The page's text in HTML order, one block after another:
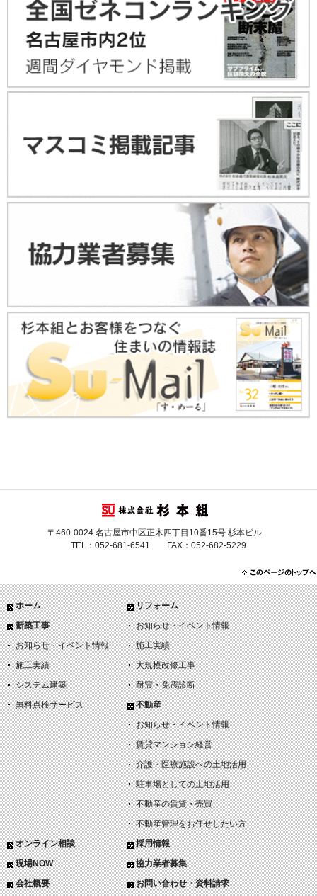
〒460-0024 名古屋市中区正木四丁目10番15号 杉本ビル
TEL：052-681-6541 FAX：052-682-5229
ホーム
新築工事
お知らせ・イベント情報
施工実績
システム建築
無料点検サービス
リフォーム
お知らせ・イベント情報
施工実績
大規模改修工事
耐震・免震診断
不動産
お知らせ・イベント情報
賃貸マンション経営
介護・医療施設への土地活用
駐車場としての土地活用
不動産の賃貸・売買
不動産管理をお任せしたい方
オンライン相談
現場NOW
会社概要
採用情報
協力業者募集
お問い合わせ・資料請求